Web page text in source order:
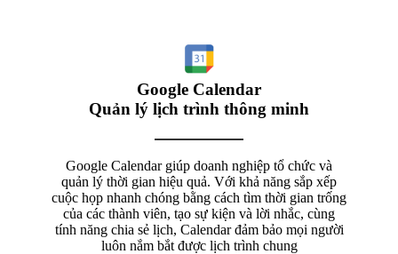
Google Calendar
Quản lý lịch trình thông minh
Google Calendar giúp doanh nghiệp tổ chức và
quản lý thời gian hiệu quả. Với khả năng sắp xếp
cuộc họp nhanh chóng bằng cách tìm thời gian trống
của các thành viên, tạo sự kiện và lời nhắc, cùng
tính năng chia sẻ lịch, Calendar đảm bảo mọi người
luôn nắm bắt được lịch trình chung